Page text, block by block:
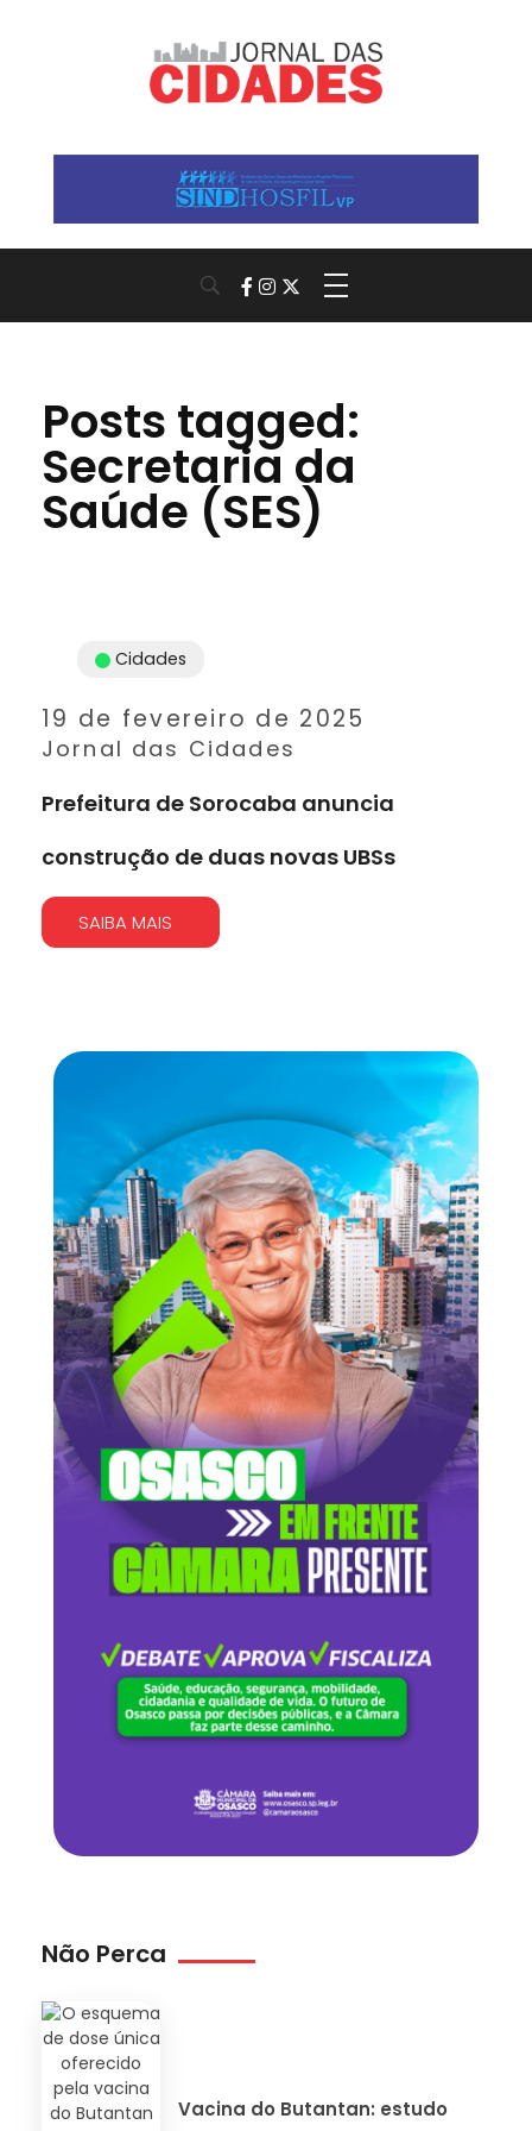
Posts tagged:
Secretaria da
Saúde (SES)
19 de fevereiro de 2025
Jornal das Cidades
Cidades
Prefeitura de Sorocaba anuncia
construção de duas novas UBSs
SAIBA MAIS
Não Perca
Vacina do Butantan: estudo